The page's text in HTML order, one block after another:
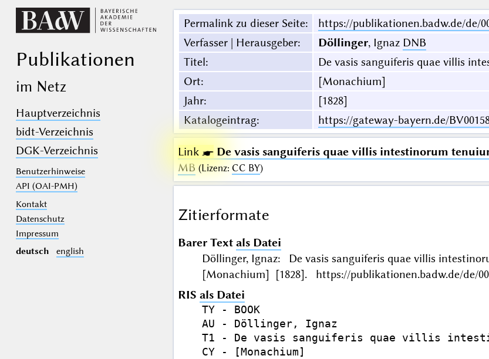
Publikationen
im Netz
Hauptverzeichnis
bidt-Verzeichnis
DGK-Verzeichnis
Benutzerhinweise
API (OAI-PMH)
Kontakt
Datenschutz
Impressum
deutsch
english
Permalink zu dieser Seite:
https://publikationen.badw.de/de/
Verfasser | Herausgeber: Döllinger, Ignaz DNB
Titel:
De vasis sanguiferis quae villis
Ort:
[Monachium]
Jahr:
[1828]
Katalogeintrag: https://gateway-bayern.de/
Link ☛ De vasis sanguiferis quae villis intestinorum
MB (Lizenz: CC BY)
Zitierformate
Barer Text als Datei
Döllinger, Ignaz: De vasis sanguiferis quae villis
[Monachium] [1828]. https://publikationen.badw.de/de/
RIS als Datei
TY - BOOK
AU - Döllinger, Ignaz
T1 - De vasis sanguiferis quae villis
CY - [Monachium]